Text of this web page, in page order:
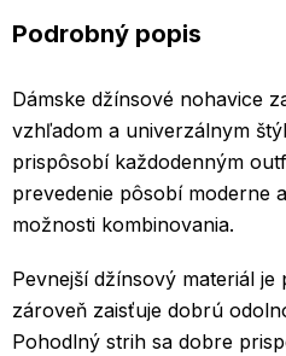
Podrobný popis
Dámske džínsové nohavice
vzhľadom a univerzálnym
prispôsobí každodenným
prevedenie pôsobí moderne
možnosti kombinovania.
Pevnejší džínsový materiál je
zároveň zaisťuje dobrú
Pohodlný strih sa dobre